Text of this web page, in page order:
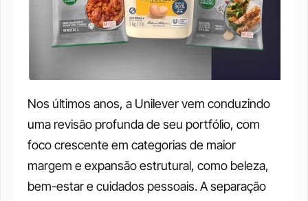
Nos últimos anos, a Unilever vem conduzindo
uma revisão profunda de seu portfólio, com
foco crescente em categorias de maior
margem e expansão estrutural, como beleza,
bem-estar e cuidados pessoais. A separação